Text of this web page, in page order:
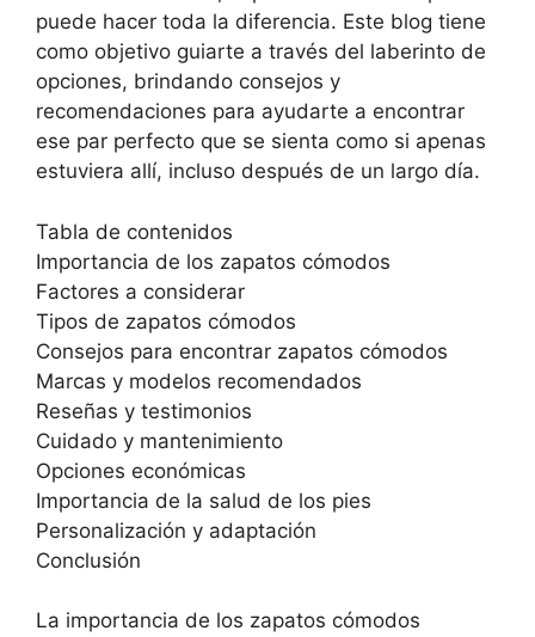
puede hacer toda la diferencia. Este blog tiene
como objetivo guiarte a través del laberinto de
opciones, brindando consejos y
recomendaciones para ayudarte a encontrar
ese par perfecto que se sienta como si apenas
estuviera allí, incluso después de un largo día.
Tabla de contenidos
Importancia de los zapatos cómodos
Factores a considerar
Tipos de zapatos cómodos
Consejos para encontrar zapatos cómodos
Marcas y modelos recomendados
Reseñas y testimonios
Cuidado y mantenimiento
Opciones económicas
Importancia de la salud de los pies
Personalización y adaptación
Conclusión
La importancia de los zapatos cómodos